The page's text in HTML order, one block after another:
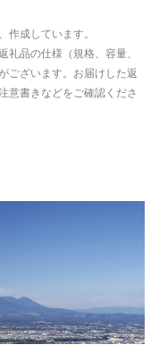
作成しています。
礼品の仕様（規格、容量、
ございます。お届けした返
意書きなどをご確認くださ